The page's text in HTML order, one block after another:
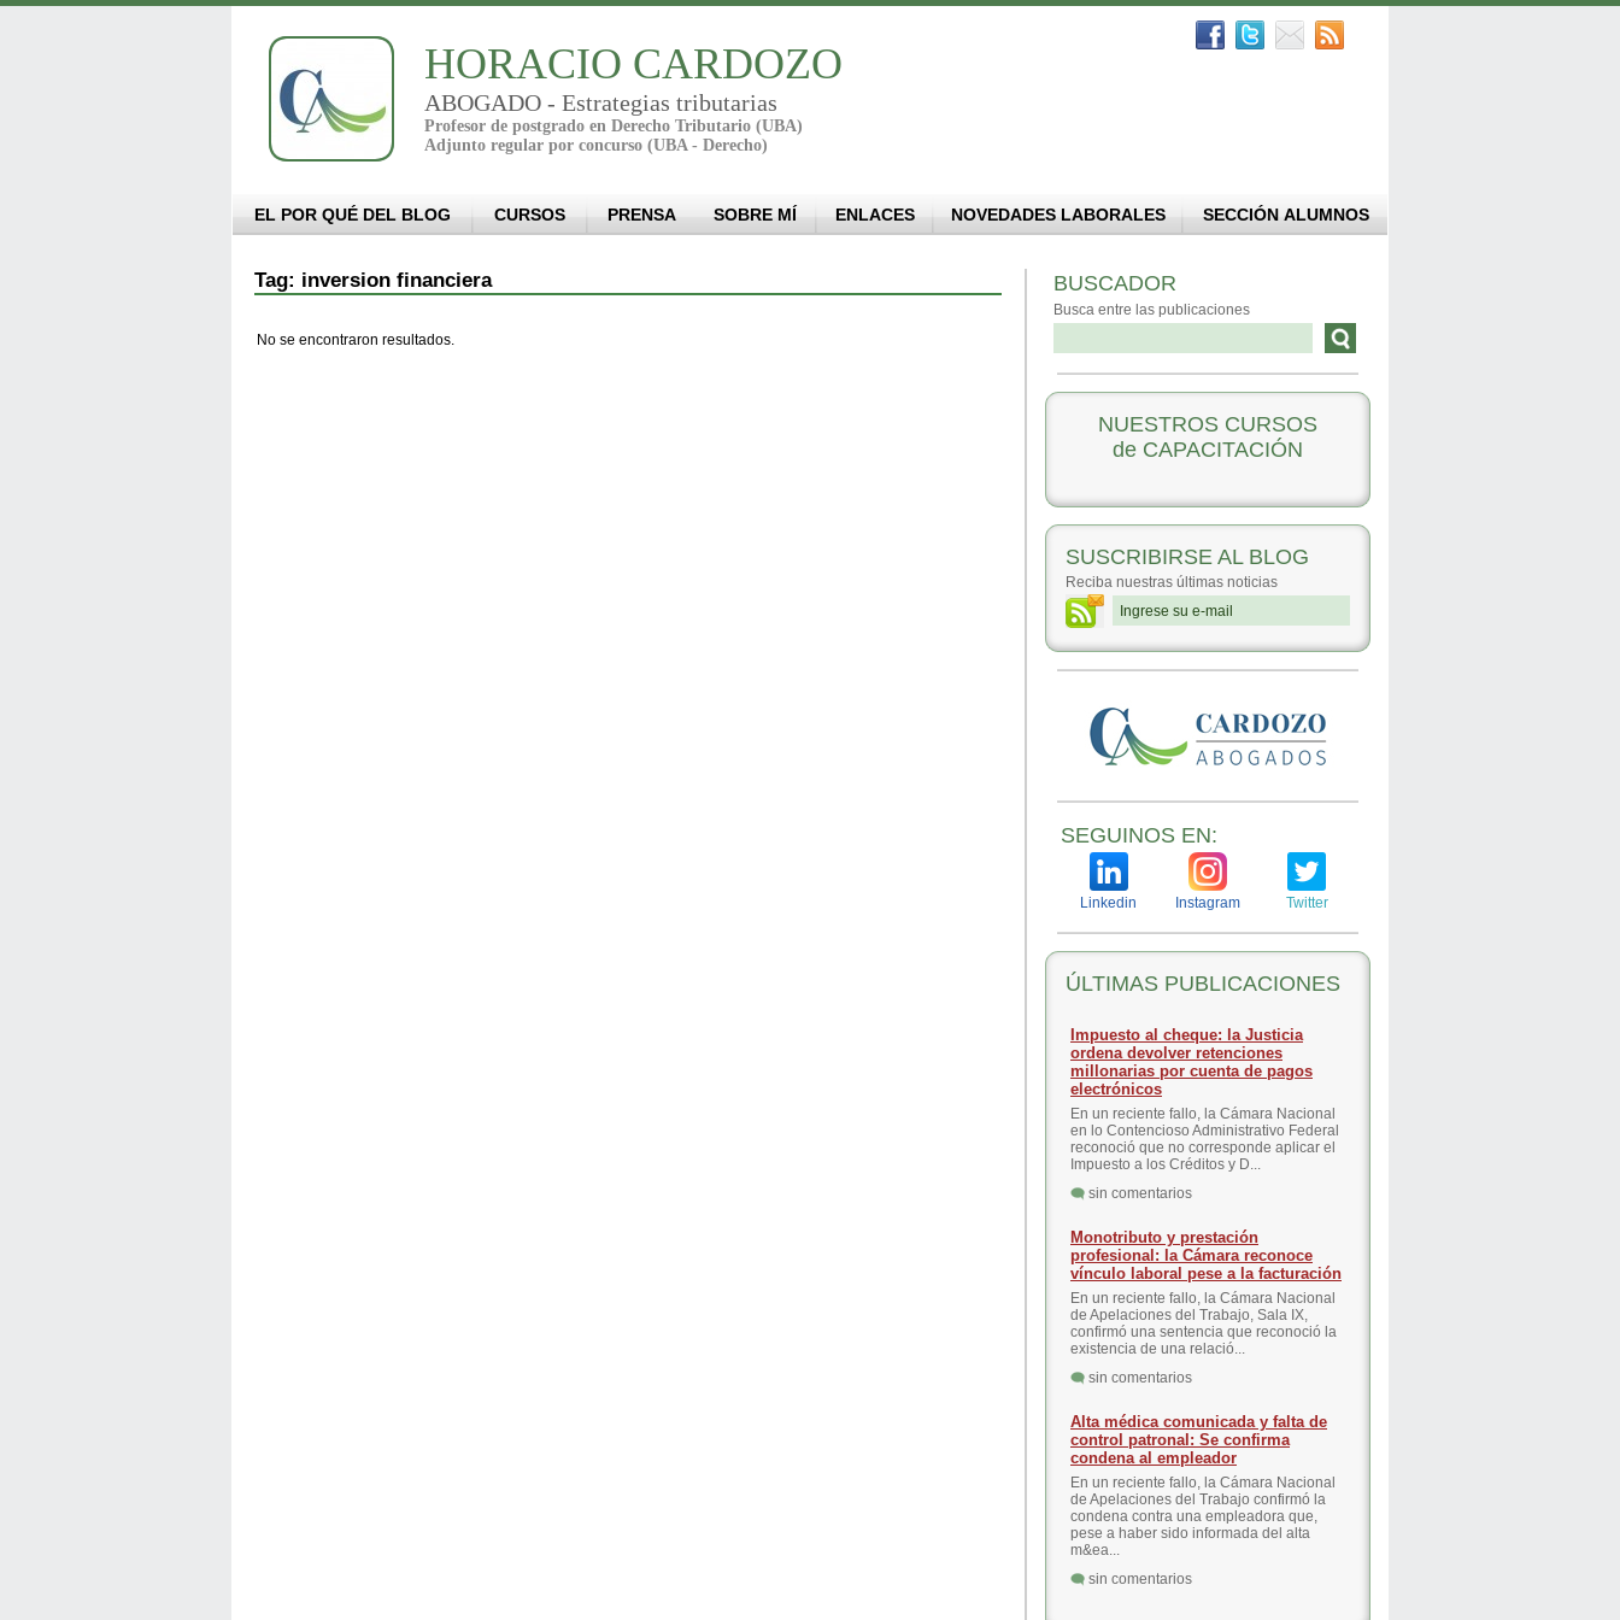
HORACIO CARDOZO
ABOGADO - Estrategias tributarias
Profesor de postgrado en Derecho Tributario (UBA)
Adjunto regular por concurso (UBA - Derecho)
EL POR QUÉ DEL BLOG CURSOS PRENSA SOBRE MÍ ENLACES NOVEDADES LABORALES SECCIÓN ALUMNOS
Tag: inversion financiera
No se encontraron resultados.
BUSCADOR
Busca entre las publicaciones
NUESTROS CURSOS
de CAPACITACIÓN
SUSCRIBIRSE AL BLOG
Reciba nuestras últimas noticias
SEGUINOS EN:
Linkedin Instagram Twitter
ÚLTIMAS PUBLICACIONES
Impuesto al cheque: la Justicia
ordena devolver retenciones
millonarias por cuenta de pagos
electrónicos
En un reciente fallo, la Cámara Nacional
en lo Contencioso Administrativo Federal
reconoció que no corresponde aplicar el
Impuesto a los Créditos y D...
sin comentarios
Monotributo y prestación
profesional: la Cámara reconoce
vínculo laboral pese a la facturación
En un reciente fallo, la Cámara Nacional
de Apelaciones del Trabajo, Sala IX,
confirmó una sentencia que reconoció la
existencia de una relació...
sin comentarios
Alta médica comunicada y falta de
control patronal: Se confirma
condena al empleador
En un reciente fallo, la Cámara Nacional
de Apelaciones del Trabajo confirmó la
condena contra una empleadora que,
pese a haber sido informada del alta
m&ea...
sin comentarios